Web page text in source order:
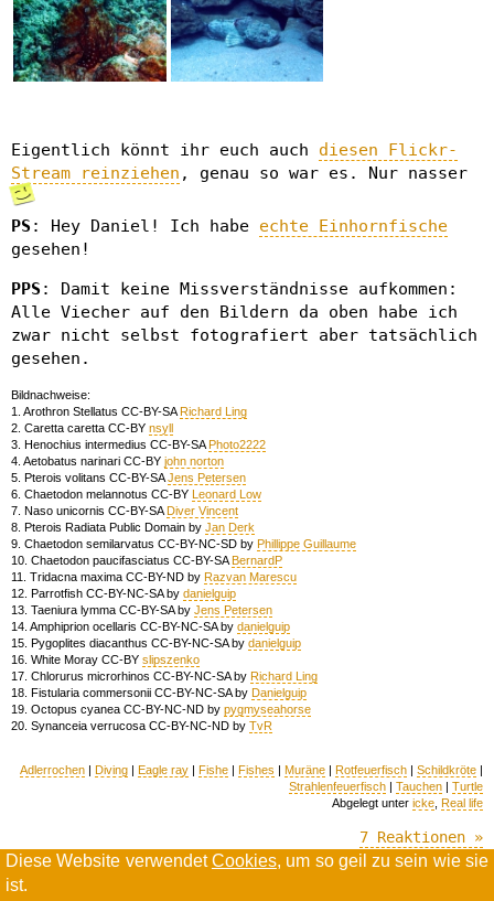
Diese Website verwendetCookies, um so geil zu sein wie sie
ist.
Eigentlich könnt ihr euch auch diesen Flickr-
Stream reinziehen , genau so war es. Nur nasser
PS : Hey Daniel! Ich habe echte Einhornfische
gesehen!
PPS : Damit keine Missverständnisse aufkommen:
Alle Viecher auf den Bildern da oben habe ich
zwar nicht selbst fotografiert aber tatsächlich
gesehen.
Bildnachweise:
1. Arothron Stellatus CC-BY-SARichard Ling
2. Caretta caretta CC-BY nsyll
3. Henochius intermedius CC-BY-SAPhoto2222
4. Aetobatus narinari CC-BY john norton
5. Pterois volitans CC-BY-SAJens Petersen
6. Chaetodon melannotus CC-BY Leonard Low
7. Naso unicornis CC-BY-SADiver Vincent
8. Pterois Radiata Public Domain by Jan Derk
9. Chaetodon semilarvatus CC-BY-NC-SD by Phillippe Guillaume
10. Chaetodon paucifasciatus CC-BY-SABernardP
11. Tridacna maxima CC-BY-ND by Razvan Marescu
12. Parrotfish CC-BY-NC-SA by danielguip
13. Taeniura lymma CC-BY-SA by Jens Petersen
14. Amphiprion ocellaris CC-BY-NC-SA by danielguip
15. Pygoplites diacanthus CC-BY-NC-SA by danielguip
16. White Moray CC-BY slipszenko
17. Chlorurus microrhinos CC-BY-NC-SA by Richard Ling
18. Fistularia commersonii CC-BY-NC-SA by Danielguip
19. Octopus cyanea CC-BY-NC-ND by pygmyseahorse
20. Synanceia verrucosa CC-BY-NC-ND by TvR
Adlerrochen | Diving | Eagle ray | Fishe | Fishes | Muräne | Rotfeuerfisch | Schildkröte |
Strahlenfeuerfisch | Tauchen | Turtle
Abgelegt unter icke Real life
7 Reaktionen »